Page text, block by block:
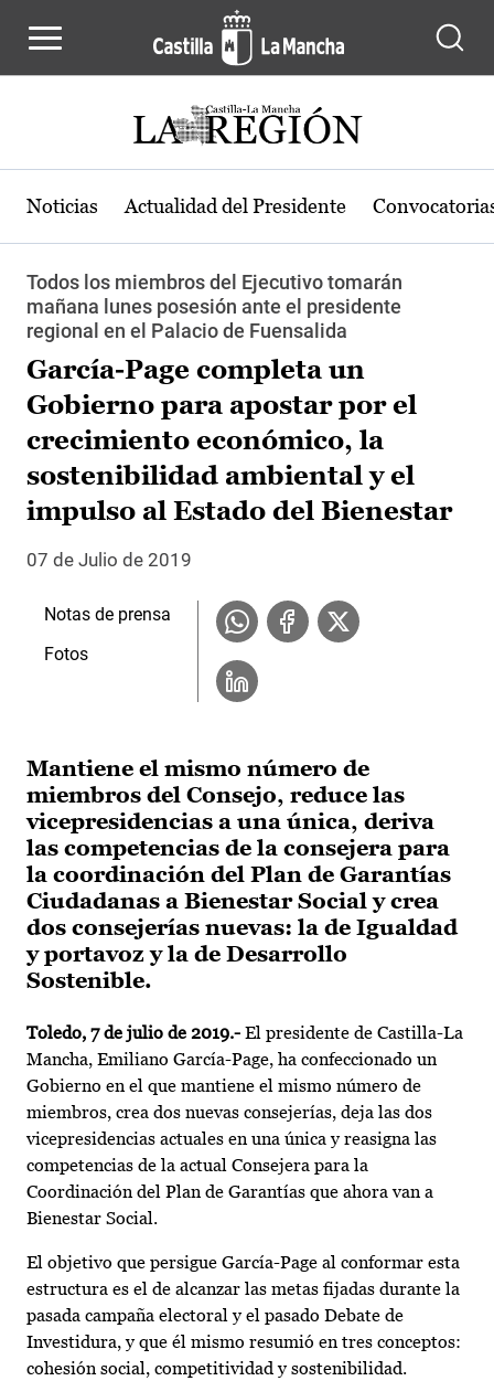
Noticias Actualidad del Presidente
Todos los miembros del Ejecutivo tomarán
mañana lunes posesión ante el presidente
regional en el Palacio de Fuensalida
García-Page completa un
Gobierno para apostar por el
crecimiento económico, la
sostenibilidad ambiental y el
impulso al Estado del Bienestar
07 de Julio de 2019
Mantiene el mismo número de
miembros del Consejo, reduce las
vicepresidencias a una única, deriva
las competencias de la consejera para
la coordinación del Plan de Garantías
Ciudadanas a Bienestar Social y crea
dos consejerías nuevas: la de Igualdad
y portavoz y la de Desarrollo
Sostenible.
Toledo, 7 de julio de 2019.- El presidente de Castilla-La
Mancha, Emiliano García-Page, ha confeccionado un
Gobierno en el que mantiene el mismo número de
miembros, crea dos nuevas consejerías, deja las dos
vicepresidencias actuales en una única y reasigna las
competencias de la actual Consejera para la
Coordinación del Plan de Garantías que ahora van a
Bienestar Social.
El objetivo que persigue García-Page al conformar esta
estructura es el de alcanzar las metas fijadas durante la
pasada campaña electoral y el pasado Debate de
Investidura, y que él mismo resumió en tres conceptos:
cohesión social, competitividad y sostenibilidad.
Notas de prensa
Fotos